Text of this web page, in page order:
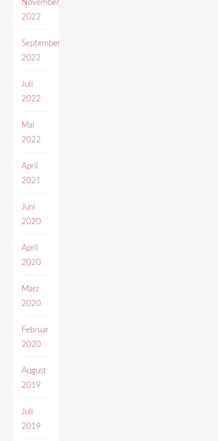
November
2022
September
2022
Juli
2022
Mai
2022
April
2021
Juni
2020
April
2020
März
2020
Februar
2020
August
2019
Juli
2019